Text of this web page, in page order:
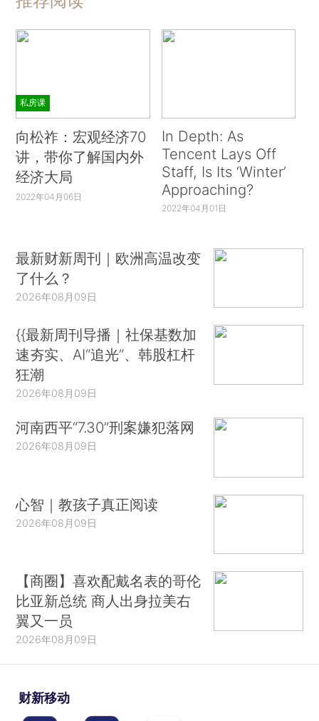
私房课
向松祚：宏观经济70
讲，带你了解国内外
经济大局
2022年04月06日
In Depth: As
Tencent Lays Off
Staff, Is Its ‘Winter’
Approaching?
2022年04月01日
最新财新周刊｜欧洲高温改变
了什么？
2026年08月09日
{{最新周刊导播｜社保基数加
速夯实、AI“追光”、韩股杠杆
狂潮
2026年08月09日
河南西平“7.30”刑案嫌犯落网
2026年08月09日
心智｜教孩子真正阅读
2026年08月09日
【商圈】喜欢配戴名表的哥伦
比亚新总统 商人出身拉美右
翼又一员
2026年08月09日
财新移动